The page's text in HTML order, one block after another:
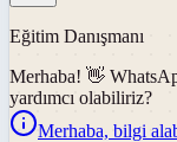
Eğitim Danışmanı
Merhaba! 👋
yardımcı olabiliriz?
Merhaba, bilgi